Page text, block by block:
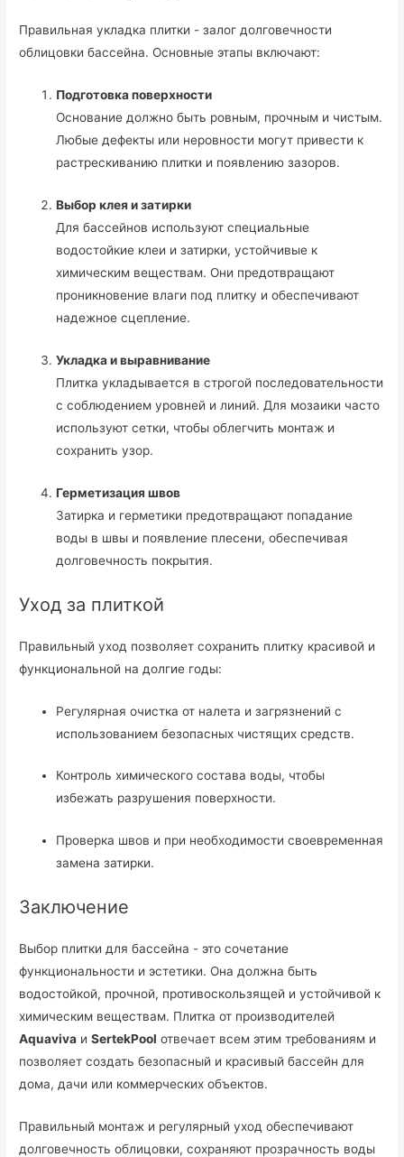
Правильная укладка плитки - залог долговечности
облицовки бассейна. Основные этапы включают:
Подготовка поверхности
Основание должно быть ровным, прочным и чистым.
Любые дефекты или неровности могут привести к
растрескиванию плитки и появлению зазоров.
Выбор клея и затирки
Для бассейнов используют специальные
водостойкие клеи и затирки, устойчивые к
химическим веществам. Они предотвращают
проникновение влаги под плитку и обеспечивают
надежное сцепление.
Укладка и выравнивание
Плитка укладывается в строгой последовательности
с соблюдением уровней и линий. Для мозаики часто
используют сетки, чтобы облегчить монтаж и
сохранить узор.
Герметизация швов
Затирка и герметики предотвращают попадание
воды в швы и появление плесени, обеспечивая
долговечность покрытия.
Уход за плиткой
Правильный уход позволяет сохранить плитку красивой и
функциональной на долгие годы:
Регулярная очистка от налета и загрязнений с
использованием безопасных чистящих средств.
Контроль химического состава воды, чтобы
избежать разрушения поверхности.
Проверка швов и при необходимости своевременная
замена затирки.
Заключение
Выбор плитки для бассейна - это сочетание
функциональности и эстетики. Она должна быть
водостойкой, прочной, противоскользящей и устойчивой к
химическим веществам. Плитка от производителей
Aquaviva иSertekPool отвечает всем этим требованиям и
позволяет создать безопасный и красивый бассейн для
дома, дачи или коммерческих объектов.
Правильный монтаж и регулярный уход обеспечивают
долговечность облицовки, сохраняют прозрачность воды